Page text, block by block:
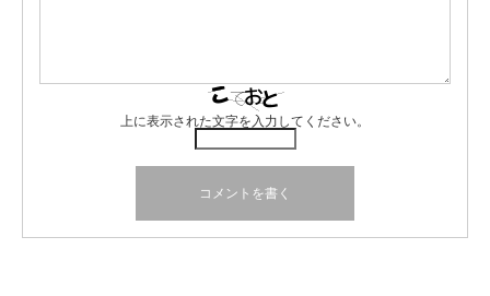
上に表示された文字を入力してください。